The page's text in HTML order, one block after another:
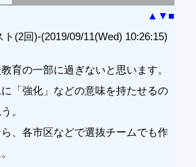
▲ ▼■
(2回)-(2019/09/11(Wed) 10:26:15)
育の一部に過ぎないと思います。
「強化」などの意味を持たせるの
。
、各市区などで選抜チームでも作